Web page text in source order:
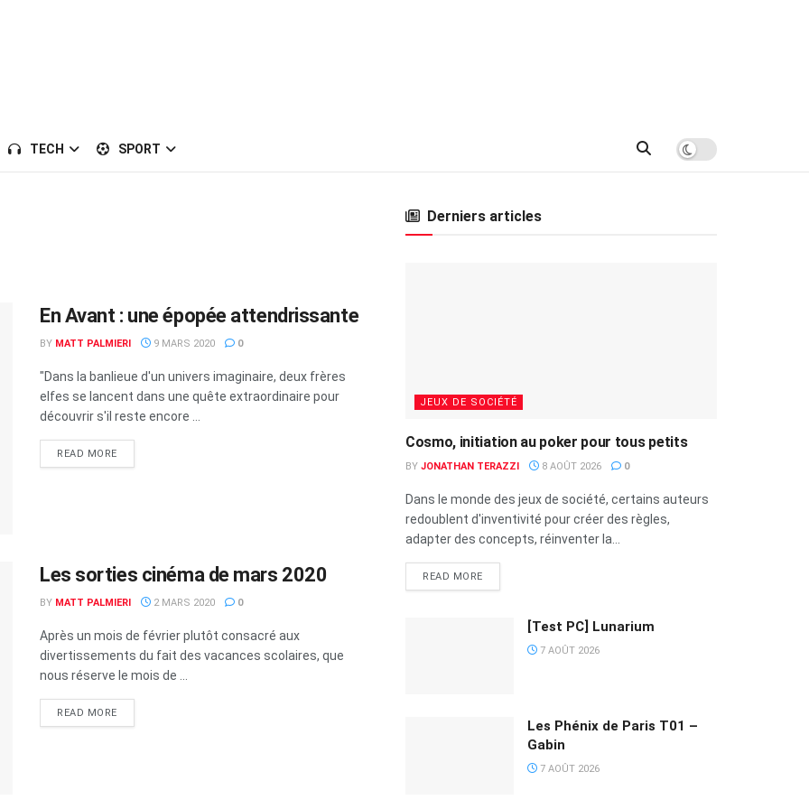
TECH SPORT
En Avant : une épopée attendrissante
BY MATT PALMIERI 9 MARS 2020 0
"Dans la banlieue d'un univers imaginaire, deux frères
elfes se lancent dans une quête extraordinaire pour
découvrir s'il reste encore ...
READ MORE
Les sorties cinéma de mars 2020
BY MATT PALMIERI 2 MARS 2020 0
Après un mois de février plutôt consacré aux
divertissements du fait des vacances scolaires, que
nous réserve le mois de ...
READ MORE
Derniers articles
JEUX DE SOCIÉTÉ
Cosmo, initiation au poker pour tous petits
BY JONATHAN TERAZZI 8 AOÛT 2026 0
Dans le monde des jeux de société, certains auteurs
redoublent d'inventivité pour créer des règles,
adapter des concepts, réinventer la...
READ MORE
[Test PC] Lunarium
7 AOÛT 2026
Les Phénix de Paris T01 –
Gabin
7 AOÛT 2026